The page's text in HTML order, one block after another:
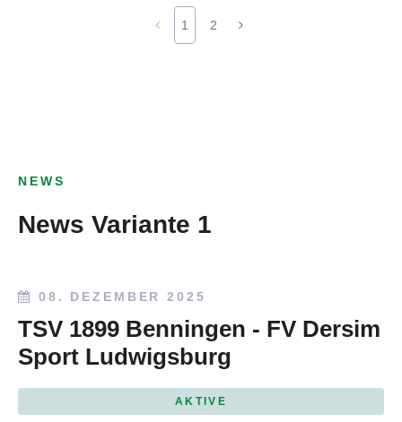
1 2
NEWS
News Variante 1
08. DEZEMBER 2025
TSV 1899 Benningen - FV Dersim
Sport Ludwigsburg
AKTIVE